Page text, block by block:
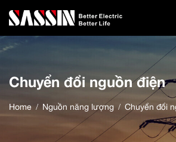
Chuyển đổi nguồn điện
Home Nguồn năng lượng Chuyển đổi